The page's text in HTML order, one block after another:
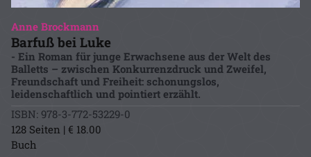
Anne Brockmann
Barfuß bei Luke
- Ein Roman für junge Erwachsene aus der Welt des
Balletts – zwischen Konkurrenzdruck und Zweifel,
Freundschaft und Freiheit: schonungslos,
leidenschaftlich und pointiert erzählt.
ISBN: 978-3-772-53229-0
128 Seiten | € 18.00
Buch